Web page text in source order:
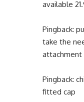
available
Pingback:
take the
attachment
Pingback:
fitted cap